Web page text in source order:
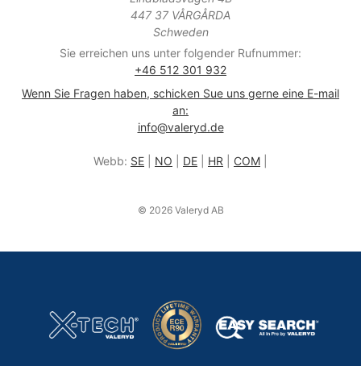
447 37 VÅRGÅRDA
Schweden
Sie erreichen uns unter folgender Rufnummer:
+46 512 301 932
Wenn Sie Fragen haben, schicken Sue uns gerne eine E-mail
an:
info@valeryd.de
Webb: SE NO DE HR COM
© 2026 Valeryd AB